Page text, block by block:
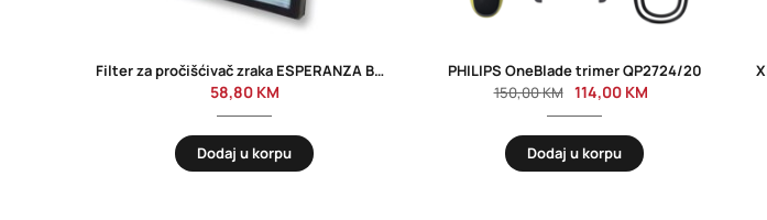
Filter za pročišćivač zraka ESPERANZA BORA H11 EHP003H11
58,80 KM
Dodaj u korpu
PHILIPS OneBlade trimer QP2724/20
150,00KM 114,00 KM
Dodaj u korpu